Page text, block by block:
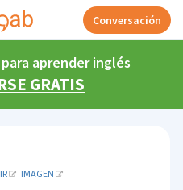
Conversación
aprender inglés
GRATIS
IMAGEN